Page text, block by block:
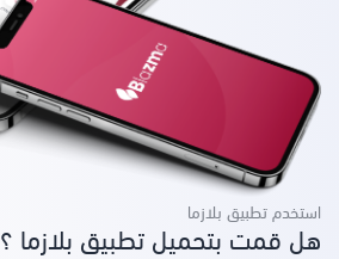
استخدم تطبيق بلازما
هل قمت بتحميل تطبيق بلازما ؟